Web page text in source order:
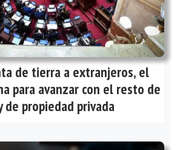
de tierra a extranjeros, el
para avanzar con el resto de
de propiedad privada